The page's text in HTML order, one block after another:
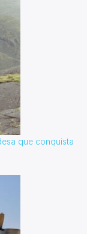
que conquista